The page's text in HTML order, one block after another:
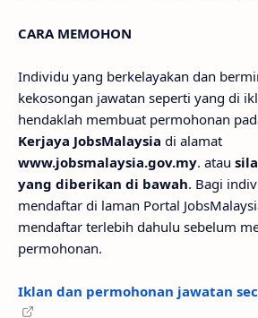
CARA MEMOHON
Individu yang berkelayakan dan
kekosongan jawatan seperti yang di
hendaklah membuat permohonan
Kerjaya JobsMalaysia di alamat
www.jobsmalaysia.gov.my. atau
yang diberikan di bawah. Bagi
mendaftar di laman Portal
mendaftar terlebih dahulu sebelum
permohonan.
Iklan dan permohonan jawatan